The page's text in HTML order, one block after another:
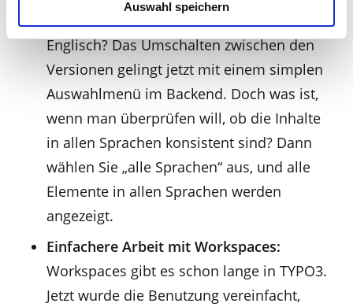
Auswahl speichern
Unterseite gibt es auf Deutsch und
Englisch? Das Umschalten zwischen den
Versionen gelingt jetzt mit einem simplen
Auswahlmenü im Backend. Doch was ist,
wenn man überprüfen will, ob die Inhalte
in allen Sprachen konsistent sind? Dann
wählen Sie „alle Sprachen“ aus, und alle
Elemente in allen Sprachen werden
angezeigt.
Einfachere Arbeit mit Workspaces:
Workspaces gibt es schon lange in TYPO3.
Jetzt wurde die Benutzung vereinfacht,